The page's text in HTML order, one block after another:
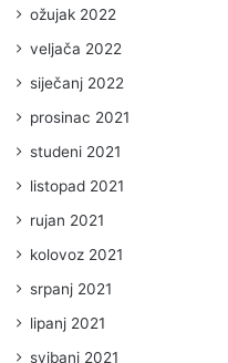
ožujak 2022
veljača 2022
siječanj 2022
prosinac 2021
studeni 2021
listopad 2021
rujan 2021
kolovoz 2021
srpanj 2021
lipanj 2021
svibanj 2021